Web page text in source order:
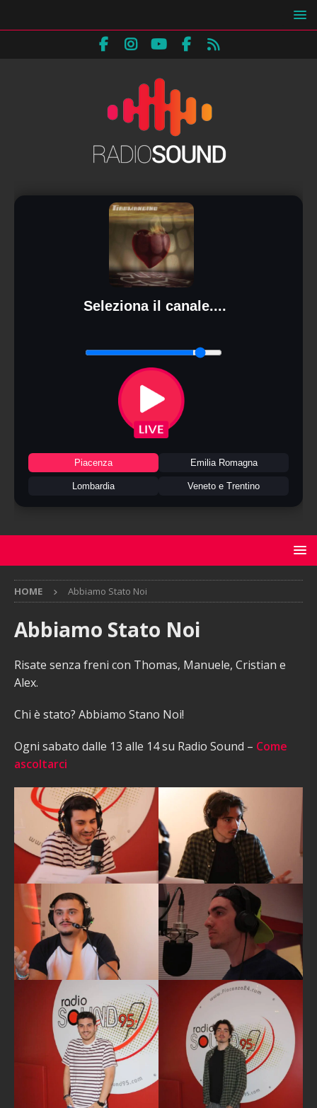
Seleziona il canale....
Piacenza Emilia Romagna
Lombardia Veneto e Trentino
HOME Abbiamo Stato Noi
Abbiamo Stato Noi
Risate senza freni con Thomas, Manuele, Cristian e
Alex.
Chi è stato? Abbiamo Stano Noi!
Ogni sabato dalle 13 alle 14 su Radio Sound – Come
ascoltarci